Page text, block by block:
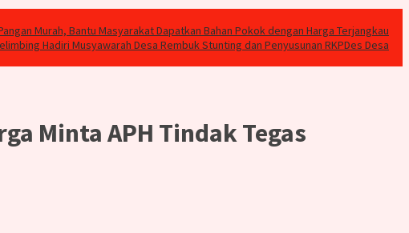
Murah, Bantu Masyarakat Dapatkan Bahan Pokok dengan Harga Terjangkau
Hadiri Musyawarah Desa Rembuk Stunting dan Penyusunan RKPDes Desa
Minta APH Tindak Tegas